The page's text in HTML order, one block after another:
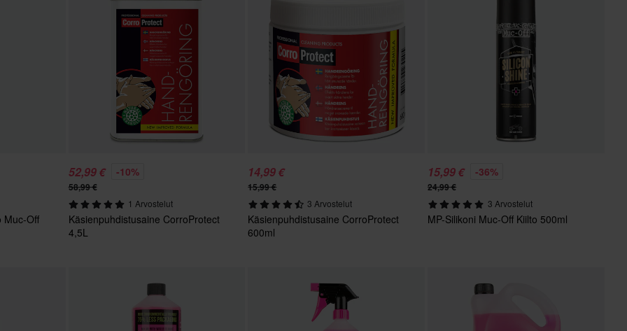
Muc-Off
52,99 € -10%
58,99 €
1 Arvostelut
Käsienpuhdistusaine CorroProtect
4,5L
14,99 €
15,99 €
3 Arvostelut
Käsienpuhdistusaine CorroProtect
600ml
15,99 € -36%
24,99 €
3 Arvostelut
MP-Silikoni Muc-Off Kiilto 500ml